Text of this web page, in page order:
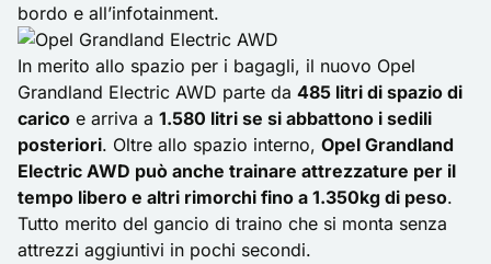
bordo e all’infotainment.
In merito allo spazio per i bagagli, il nuovo Opel
Grandland Electric AWD parte da 485 litri di spazio di
carico e arriva a 1.580 litri se si abbattono i sedili
posteriori. Oltre allo spazio interno, Opel Grandland
Electric AWD può anche trainare attrezzature per il
tempo libero e altri rimorchi fino a 1.350kg di peso.
Tutto merito del gancio di traino che si monta senza
attrezzi aggiuntivi in pochi secondi.